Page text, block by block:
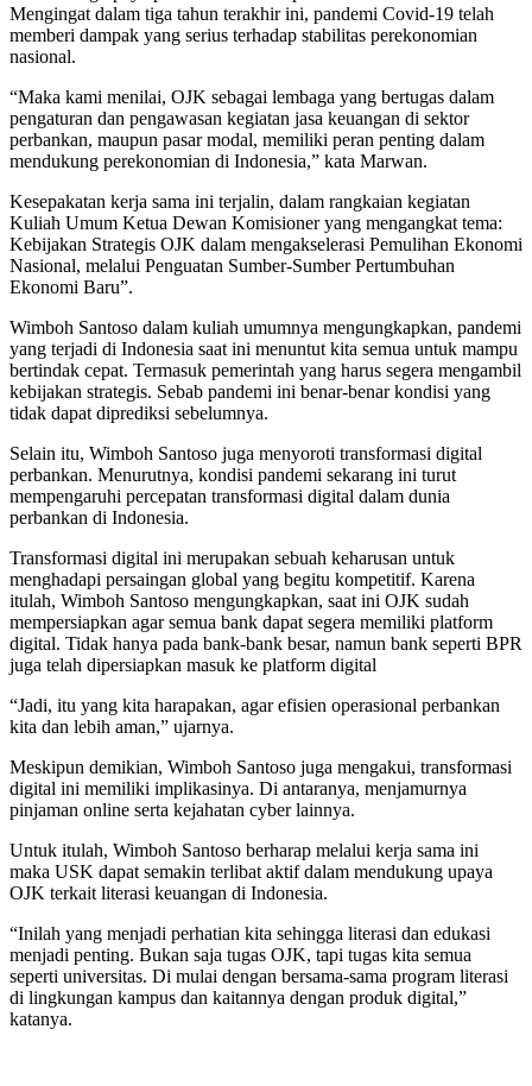
Mengingat dalam tiga tahun terakhir ini, pandemi Covid-19 telah
memberi dampak yang serius terhadap stabilitas perekonomian
nasional.
“Maka kami menilai, OJK sebagai lembaga yang bertugas dalam
pengaturan dan pengawasan kegiatan jasa keuangan di sektor
perbankan, maupun pasar modal, memiliki peran penting dalam
mendukung perekonomian di Indonesia,” kata Marwan.
Kesepakatan kerja sama ini terjalin, dalam rangkaian kegiatan
Kuliah Umum Ketua Dewan Komisioner yang mengangkat tema:
Kebijakan Strategis OJK dalam mengakselerasi Pemulihan Ekonomi
Nasional, melalui Penguatan Sumber-Sumber Pertumbuhan
Ekonomi Baru”.
Wimboh Santoso dalam kuliah umumnya mengungkapkan, pandemi
yang terjadi di Indonesia saat ini menuntut kita semua untuk mampu
bertindak cepat. Termasuk pemerintah yang harus segera mengambil
kebijakan strategis. Sebab pandemi ini benar-benar kondisi yang
tidak dapat diprediksi sebelumnya.
Selain itu, Wimboh Santoso juga menyoroti transformasi digital
perbankan. Menurutnya, kondisi pandemi sekarang ini turut
mempengaruhi percepatan transformasi digital dalam dunia
perbankan di Indonesia.
Transformasi digital ini merupakan sebuah keharusan untuk
menghadapi persaingan global yang begitu kompetitif. Karena
itulah, Wimboh Santoso mengungkapkan, saat ini OJK sudah
mempersiapkan agar semua bank dapat segera memiliki platform
digital. Tidak hanya pada bank-bank besar, namun bank seperti BPR
juga telah dipersiapkan masuk ke platform digital
“Jadi, itu yang kita harapakan, agar efisien operasional perbankan
kita dan lebih aman,” ujarnya.
Meskipun demikian, Wimboh Santoso juga mengakui, transformasi
digital ini memiliki implikasinya. Di antaranya, menjamurnya
pinjaman online serta kejahatan cyber lainnya.
Untuk itulah, Wimboh Santoso berharap melalui kerja sama ini
maka USK dapat semakin terlibat aktif dalam mendukung upaya
OJK terkait literasi keuangan di Indonesia.
“Inilah yang menjadi perhatian kita sehingga literasi dan edukasi
menjadi penting. Bukan saja tugas OJK, tapi tugas kita semua
seperti universitas. Di mulai dengan bersama-sama program literasi
di lingkungan kampus dan kaitannya dengan produk digital,”
katanya.